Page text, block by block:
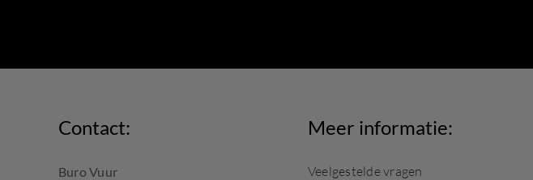
Contact:
Buro Vuur
Meer informatie:
Veelgestelde vragen